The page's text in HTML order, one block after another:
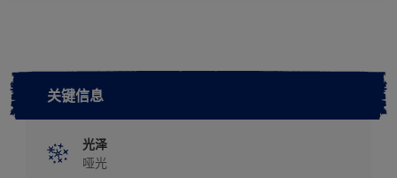
关键信息
光泽
哑光